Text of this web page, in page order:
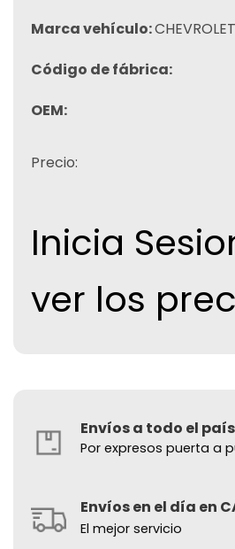
Marca vehículo:CHEVROLET
Código de fábrica:
OEM:
Precio:
Inicia
ver los
Envíos a todo el país
Por expresos puerta a
Envíos en el día en
El mejor servicio